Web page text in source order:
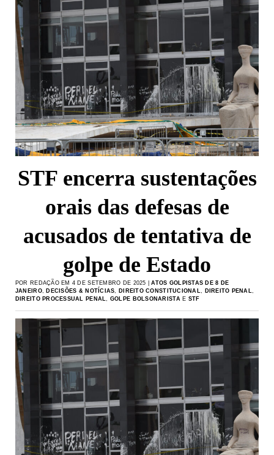
STF encerra sustentações
orais das defesas de
acusados de tentativa de
golpe de Estado
POR REDAÇÃO EM 4 DE SETEMBRO DE 2025 |ATOS GOLPISTAS DE 8 DE
JANEIRO, DECISÕES & NOTÍCIAS, DIREITO CONSTITUCIONAL, DIREITO PENAL,
DIREITO PROCESSUAL PENAL, GOLPE BOLSONARISTAE STF